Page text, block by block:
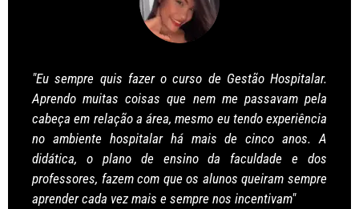
"Eu sempre quis fazer o curso de Gestão Hospitalar.
Aprendo muitas coisas que nem me passavam pela
cabeça em relação a área, mesmo eu tendo experiência
no ambiente hospitalar há mais de cinco anos. A
didática, o plano de ensino da faculdade e dos
professores, fazem com que os alunos queiram sempre
aprender cada vez mais e sempre nos incentivam"